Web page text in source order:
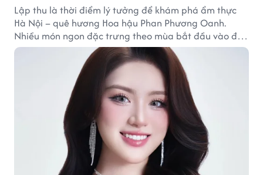
Lập thu là thời điểm lý tưởng để khám phá ẩm thực
Hà Nội – quê hương Hoa hậu Phan Phương Oanh.
Nhiều món ngon đặc trưng theo mùa bắt đầu vào độ
hấp dẫn, níu chân thực khách gần xa.